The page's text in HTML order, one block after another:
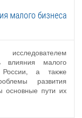
малого бизнеса
влияния малого
а также
развития
основные пути их